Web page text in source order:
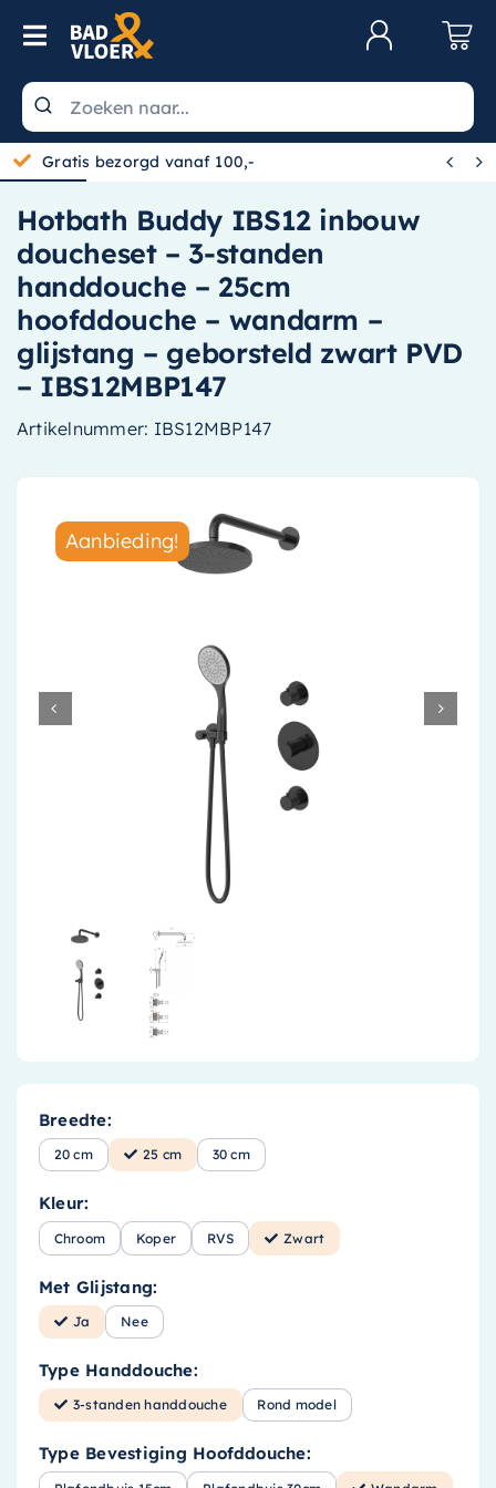
Skip to content
Toggle Navigation
Wastafels
Toiletten
Spiegels
Kranen
Douche
Badkamermeubels
Installatiemateriaal
Gratis bezorgd vanaf 100,-  
Hotbath Buddy IBS12 inbouw
doucheset – 3-standen
handdouche – 25cm
hoofddouche – wandarm –
glijstang – geborsteld zwart PVD
– IBS12MBP147
Artikelnummer: IBS12MBP147
Aanbieding!
Breedte:
20 cm 25 cm 30 cm
Kleur:
Chroom Koper RVS Zwart
Met Glijstang:
Ja Nee
Type Handdouche:
3-standen handdouche Rond model
Type Bevestiging Hoofddouche: